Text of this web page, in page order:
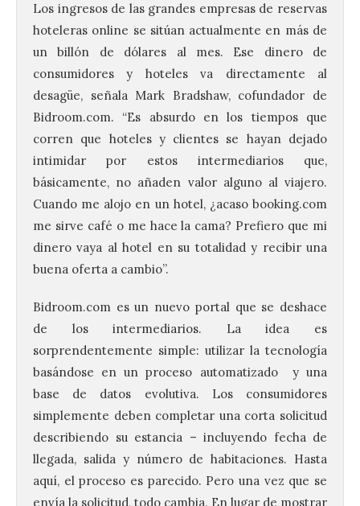
Los ingresos de las grandes empresas de reservas
hoteleras online se sitúan actualmente en más de
un billón de dólares al mes. Ese dinero de
consumidores y hoteles va directamente al
desagüe, señala Mark Bradshaw, cofundador de
Bidroom.com. “Es absurdo en los tiempos que
corren que hoteles y clientes se hayan dejado
intimidar por estos intermediarios que,
básicamente, no añaden valor alguno al viajero.
Cuando me alojo en un hotel, ¿acaso booking.com
me sirve café o me hace la cama? Prefiero que mi
dinero vaya al hotel en su totalidad y recibir una
buena oferta a cambio”.
Bidroom.com es un nuevo portal que se deshace
de los intermediarios. La idea es
sorprendentemente simple: utilizar la tecnología
basándose en un proceso automatizado y una
base de datos evolutiva. Los consumidores
simplemente deben completar una corta solicitud
describiendo su estancia – incluyendo fecha de
llegada, salida y número de habitaciones. Hasta
aquí, el proceso es parecido. Pero una vez que se
envía la solicitud, todo cambia. En lugar de mostrar